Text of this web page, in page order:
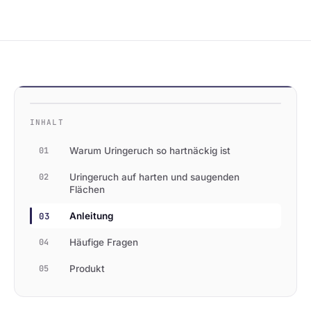
INHALT
01 Warum Uringeruch so hartnäckig ist
02
Uringeruch auf harten und saugenden
Flächen
03 Anleitung
04 Häufige Fragen
05 Produkt